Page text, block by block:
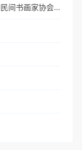
黄介艺-中国国画院副院长，中国民间书画家协会副主席